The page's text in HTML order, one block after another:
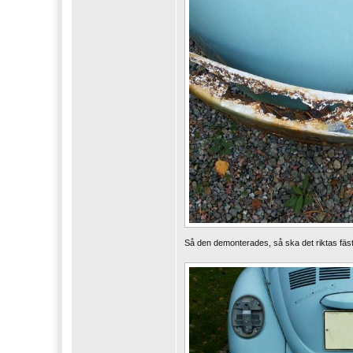
Så den demonterades, så ska det riktas